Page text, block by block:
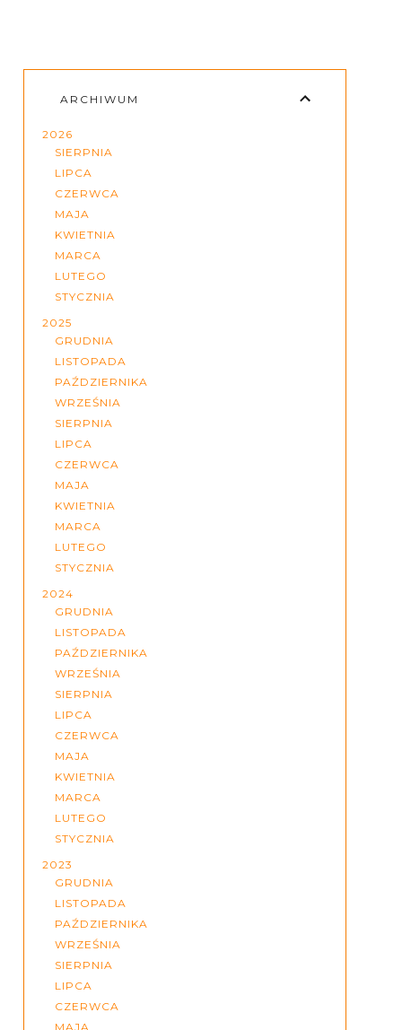
ARCHIWUM
2026
SIERPNIA
LIPCA
CZERWCA
MAJA
KWIETNIA
MARCA
LUTEGO
STYCZNIA
2025
GRUDNIA
LISTOPADA
PAŹDZIERNIKA
WRZEŚNIA
SIERPNIA
LIPCA
CZERWCA
MAJA
KWIETNIA
MARCA
LUTEGO
STYCZNIA
2024
GRUDNIA
LISTOPADA
PAŹDZIERNIKA
WRZEŚNIA
SIERPNIA
LIPCA
CZERWCA
MAJA
KWIETNIA
MARCA
LUTEGO
STYCZNIA
2023
GRUDNIA
LISTOPADA
PAŹDZIERNIKA
WRZEŚNIA
SIERPNIA
LIPCA
CZERWCA
MAJA